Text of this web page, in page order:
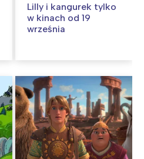
Lilly i kangurek tylko
w kinach od 19
września